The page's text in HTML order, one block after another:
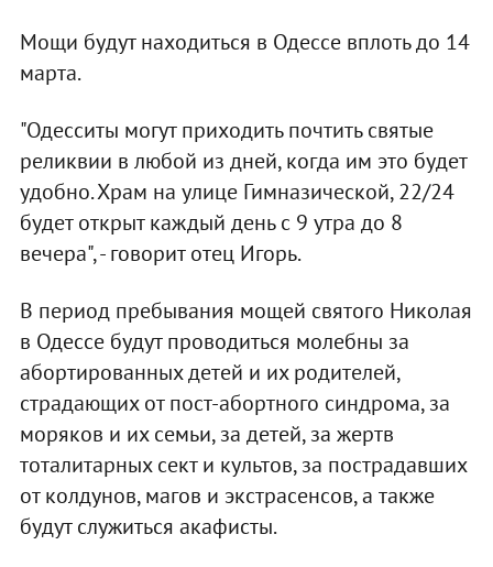
Мощи будут находиться в Одессе вплоть до 14
марта.
"Одесситы могут приходить почтить святые
реликвии в любой из дней, когда им это будет
удобно. Храм на улице Гимназической, 22/24
будет открыт каждый день с 9 утра до 8
вечера", - говорит отец Игорь.
В период пребывания мощей святого Николая
в Одессе будут проводиться молебны за
абортированных детей и их родителей,
страдающих от пост-абортного синдрома, за
моряков и их семьи, за детей, за жертв
тоталитарных сект и культов, за пострадавших
от колдунов, магов и экстрасенсов, а также
будут служиться акафисты.